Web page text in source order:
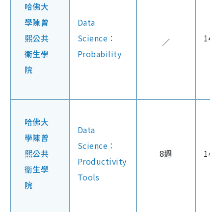
哈佛大
學陳曾
熙公共
衛生學
院
Data
Science：
Probability
／ 149
哈佛大
學陳曾
熙公共
衛生學
院
Data
Science：
Productivity
Tools
8週 149